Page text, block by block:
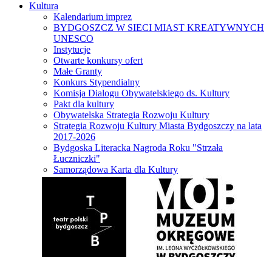
Kultura
Kalendarium imprez
BYDGOSZCZ W SIECI MIAST KREATYWNYCH
UNESCO
Instytucje
Otwarte konkursy ofert
Małe Granty
Konkurs Stypendialny
Komisja Dialogu Obywatelskiego ds. Kultury
Pakt dla kultury
Obywatelska Strategia Rozwoju Kultury
Strategia Rozwoju Kultury Miasta Bydgoszczy na lata
2017-2026
Bydgoska Literacka Nagroda Roku "Strzała
Łuczniczki"
Samorządowa Karta dla Kultury